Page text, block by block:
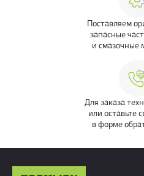
Поставляем
запасные
и смазочные
Для заказа
или оставьте
в форме